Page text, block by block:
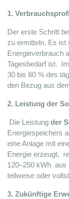
1.
Der erste Schritt
zu ermitteln. Es ist
Energieverbrauch
Tagesbedarf ist.
30 bis 60 % des
den Bezug aus
2. Leistung der
Die Leistung der
Energiespeichers
eine Anlage mit
Energie erzeugt,
120–250 kWh aus
teilweise oder
3. Zukünftige